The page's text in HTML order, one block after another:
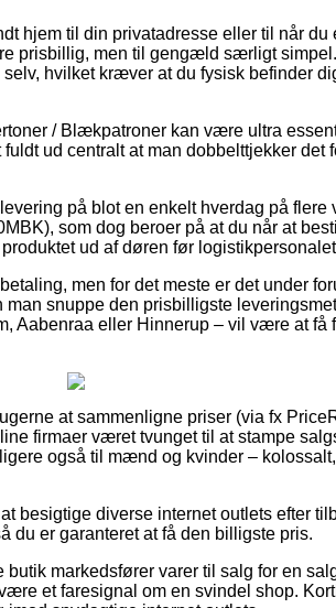
hjem til din privatadresse eller til når du
prisbillig, men til gengæld særligt
hvilket kræver at du fysisk befinder
/ Blækpatroner kan være ultra
ud centralt at man dobbelttjekker det
på blot en enkelt hverdag på flere
som dog beroer på at du når at
ud af døren før
men for det meste er det under
snuppe den prisbilligste
Aabenraa eller Hinnerup – vil være at få
at sammenligne priser (via fx
firmaer været tvunget til at stampe
også til mænd og kvinder –
diverse internet outlets efter
du er garanteret at få den billigste pris.
markedsfører varer til salg for en
et faresignal om en svindel shop.